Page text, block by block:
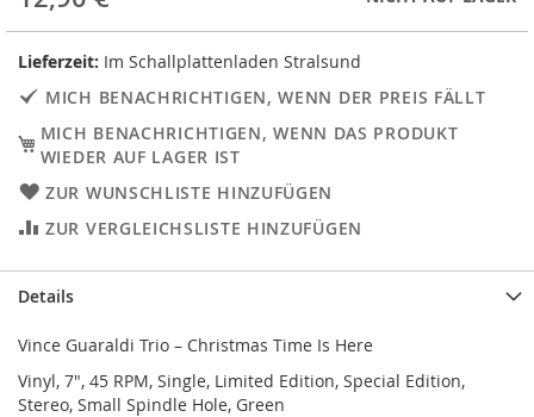
Lieferzeit: Im Schallplattenladen Stralsund
MICH BENACHRICHTIGEN, WENN DER PREIS FÄLLT
MICH BENACHRICHTIGEN, WENN DAS PRODUKT
WIEDER AUF LAGER IST
ZUR WUNSCHLISTE HINZUFÜGEN
ZUR VERGLEICHSLISTE HINZUFÜGEN
Details
Vince Guaraldi Trio ‎– Christmas Time Is Here
Vinyl, 7", 45 RPM, Single, Limited Edition, Special Edition,
Stereo, Small Spindle Hole, Green